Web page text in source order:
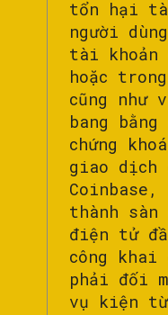
tổn hại
người
tài khoản
hoặc
cũng như
bang
chứng
giao dịch
thành
điện tử
công khai
phải đối
vụ kiện